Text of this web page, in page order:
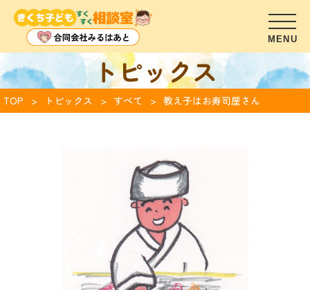
トピックス
TOP トピックス すべて 教え子はお寿司屋さん